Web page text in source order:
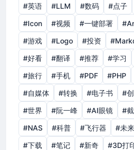
#英语
#LLM #数码 #点子
#Icon
#视频 #一键部署
#游戏
#Logo #投资
#好看
#翻译 #推荐 #学习
#旅行
#手机 #PDF #PHP
#自媒体
#转换 #电子书 #
#世界
#阮一峰 #AI眼镜 #
#NAS
#科普 #飞行器 #未来
#下载
#笔记 #新奇 #3D打